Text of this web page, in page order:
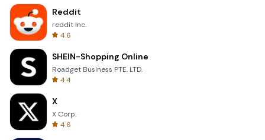
Reddit
reddit Inc.
4.6
SHEIN-Shopping Online
Roadget Business PTE. LTD.
4.4
X
X Corp.
4.6